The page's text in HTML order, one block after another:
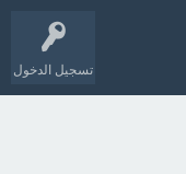
تسجيل الدخول